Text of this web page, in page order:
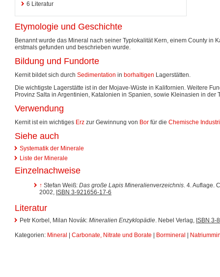
6 Literatur
Etymologie und Geschichte
Benannt wurde das Mineral nach seiner Typlokalität Kern, einem County in
erstmals gefunden und beschrieben wurde.
Bildung und Fundorte
Kernit bildet sich durch Sedimentation in borhaltigen Lagerstätten.
Die wichtigste Lagerstätte ist in der Mojave-Wüste in Kalifornien. Weitere
Provinz Salta in Argentinien, Katalonien in Spanien, sowie Kleinasien in der
Verwendung
Kernit ist ein wichtiges Erz zur Gewinnung von Bor für die Chemische
Siehe auch
Systematik der Minerale
Liste der Minerale
Einzelnachweise
↑ Stefan Weiß: Das große Lapis Mineralienverzeichnis. 4. Auflage.
2002, ISBN 3-921656-17-6
Literatur
Petr Korbel, Milan Novák: Mineralien Enzyklopädie. Nebel Verlag, ISBN 3-
Kategorien: Mineral Carbonate, Nitrate und Borate Bormineral